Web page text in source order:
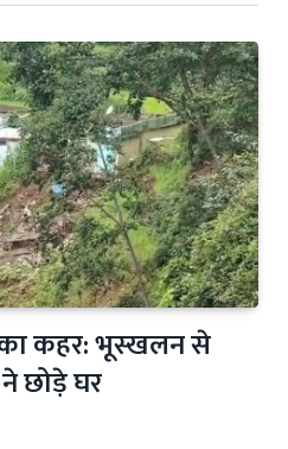
का कहर: भूस्खलन से
छोड़े घर